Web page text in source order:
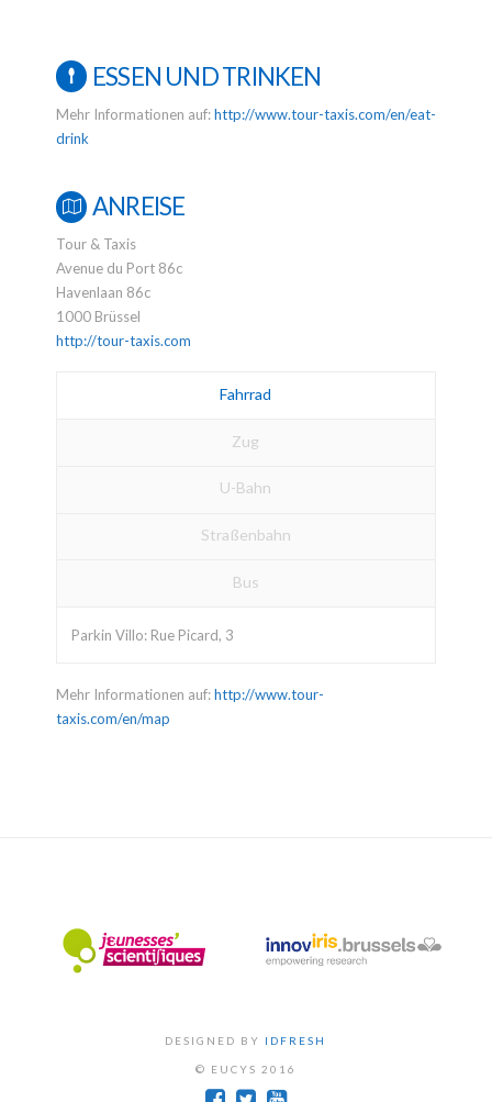
ESSEN UND TRINKEN
Mehr Informationen auf:http://www.tour-taxis.com/en/eat-
drink
ANREISE
Tour & Taxis
Avenue du Port 86c
Havenlaan 86c
1000 Brüssel
http://tour-taxis.com
Fahrrad
Zug
U-Bahn
Straßenbahn
Bus
Parkin Villo: Rue Picard, 3
Mehr Informationen auf:http://www.tour-
taxis.com/en/map
DESIGNED BY IDFRESH
© EUCYS 2016